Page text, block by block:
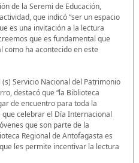
de la Seremi de Educación,
que indicó “ser un espacio
es una invitación a la lectura
que es fundamental que
como ha acontecido en este
Servicio Nacional del Patrimonio
destacó que “la Biblioteca
de encuentro para toda la
celebrar el Día Internacional
que son parte de la
Regional de Antofagasta es
les permite incentivar la lectura